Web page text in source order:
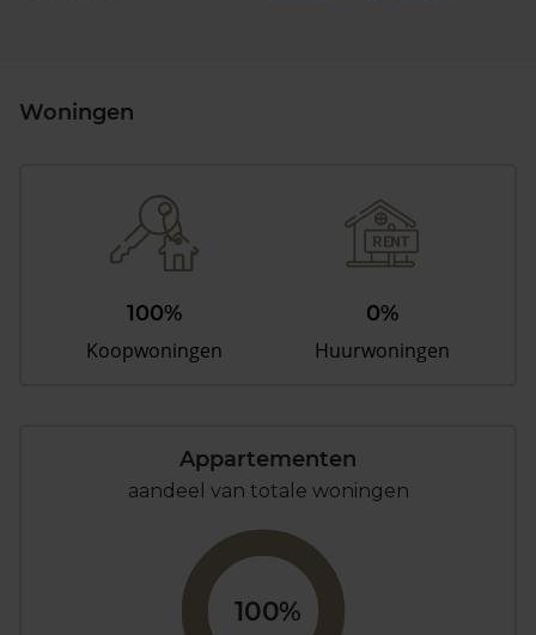
Woningen
100%
Koopwoningen
0%
Huurwoningen
Appartementen
aandeel van totale woningen
100%